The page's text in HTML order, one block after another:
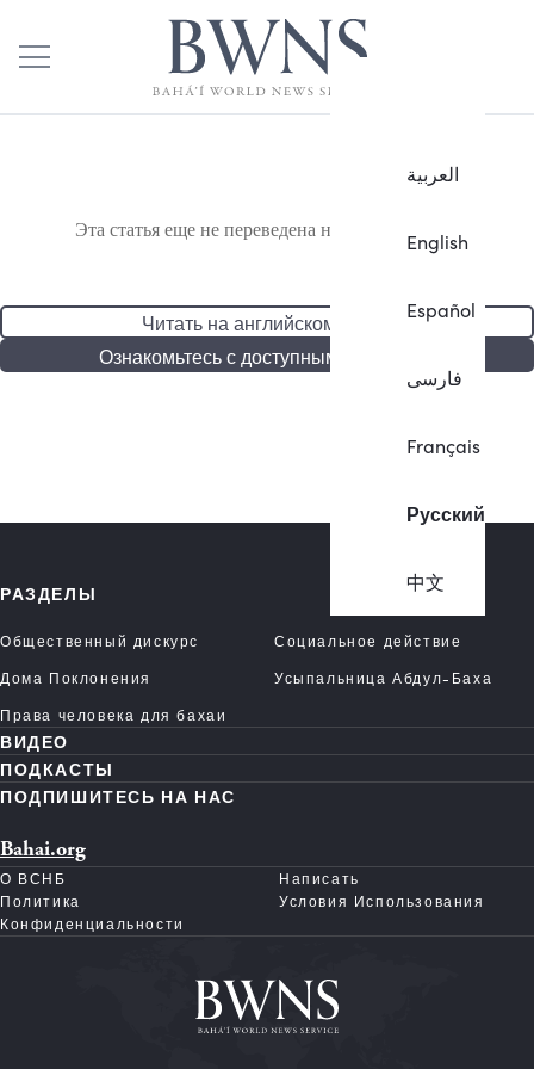
العربية
English
Español
فارسی
Français
Русский
中文
Эта статья еще не переведена на русский язык.
Читать на английском языке
Ознакомьтесь с доступными статьями
РАЗДЕЛЫ
Общественный дискурс
Социальное действие
Дома Поклонения
Усыпальница Абдул-Баха
Права человека для бахаи
ВИДЕО
ПОДКАСТЫ
ПОДПИШИТЕСЬ НА НАС
Bahai.org
О ВСНБ
Написать
Политика
Конфиденциальности
Условия Использования